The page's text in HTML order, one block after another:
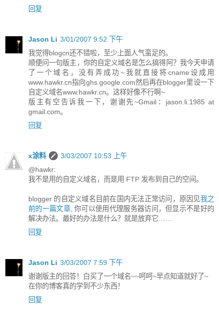
回复
Jason Li 3/01/2007 9:52 下午
我觉得blogcn还不错啦，至少上面人气蛮足的。
顺便问一句版主，你的自定义域名是怎么搞得阿？我今天申请
了一个域名，没有弄成功~我就直接将cname设成用
www.hawkr.cn指向ghs.google.com然后再在blogger里设一下
自定义域名www.hawkr.cn。这样好像不行啊~
版主有空告诉我一下，谢谢先~Gmail：jason.li.1985 at
gmail.com。
回复
x涂料
3/03/2007 10:53 上午
@hawkr:
我不是用的自定义域名，而是用 FTP 发布到自己的空间。
blogger 的自定义域名目前在国内无法正常访问，原因见我之
前的一篇文章, 你可以使用代理服务器访问，但显示不是好的
解决办法。最好的办法是什么？就是放弃它……
回复
Jason Li 3/03/2007 7:59 下午
谢谢版主的回答！白买了一个域名~~呵呵~早点知道就好了~
在你的博客真的学到不少东西！
回复